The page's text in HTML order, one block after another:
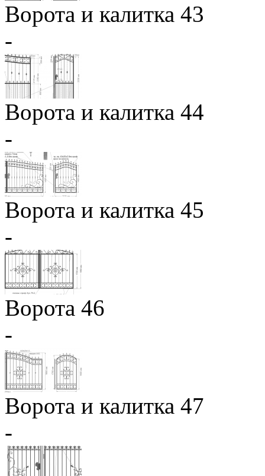
Ворота и калитка 43
-
Ворота и калитка 44
-
Ворота и калитка 45
-
Ворота 46
-
Ворота и калитка 47
-